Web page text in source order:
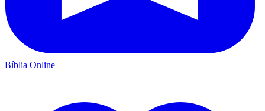
Bíblia Online